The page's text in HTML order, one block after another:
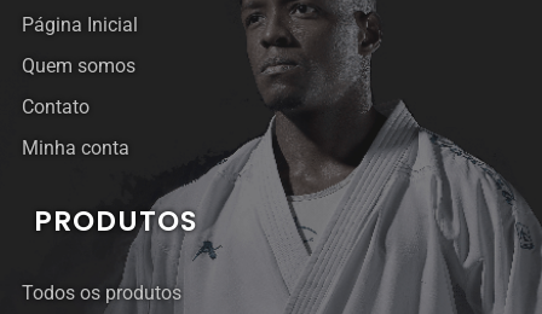
Página Inicial
Quem somos
Contato
Minha conta
PRODUTOS
Todos os produtos